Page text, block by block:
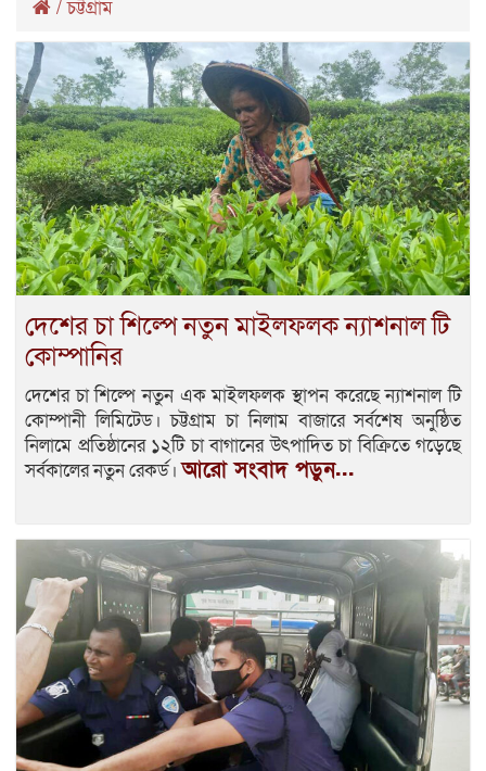
/চট্টগ্রাম
দেশের চা শিল্পে নতুন মাইলফলক ন্যাশনাল টি
কোম্পানির
দেশের চা শিল্পে নতুন এক মাইলফলক স্থাপন করেছে ন্যাশনাল টি
কোম্পানী লিমিটেড। চট্টগ্রাম চা নিলাম বাজারে সর্বশেষ অনুষ্ঠিত
নিলামে প্রতিষ্ঠানের ১২টি চা বাগানের উৎপাদিত চা বিক্রিতে গড়েছে
সর্বকালের নতুন রেকর্ড।আরো সংবাদ পড়ুন...